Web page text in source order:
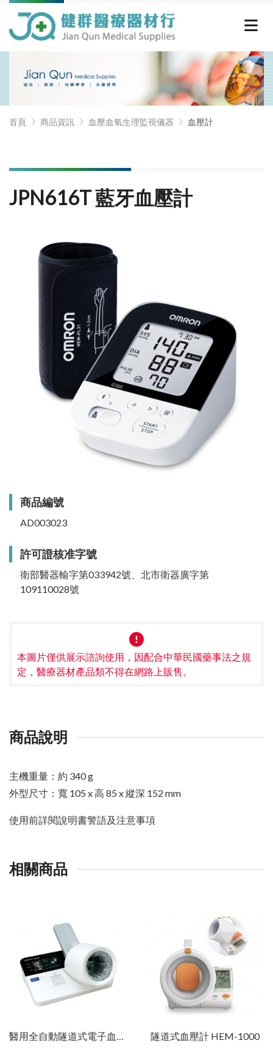
首頁 商品資訊 血壓血氧生理監視儀器 血壓計
JPN616T 藍牙血壓計
商品編號
AD003023
許可證核准字號
衛部醫器輸字第033942號、北市衛器廣字第
109110028號
本圖片僅供展示諮詢使用，因配合中華民國藥事法之規
定，醫療器材產品類不得在網路上販售。
商品說明
主機重量：約 340 g
外型尺寸：寬 105 x 高 85 x 縱深 152 mm
使用前詳閱說明書警語及注意事項
相關商品
醫用全自動隧道式電子血壓計 隧道式血壓計 HEM-1000